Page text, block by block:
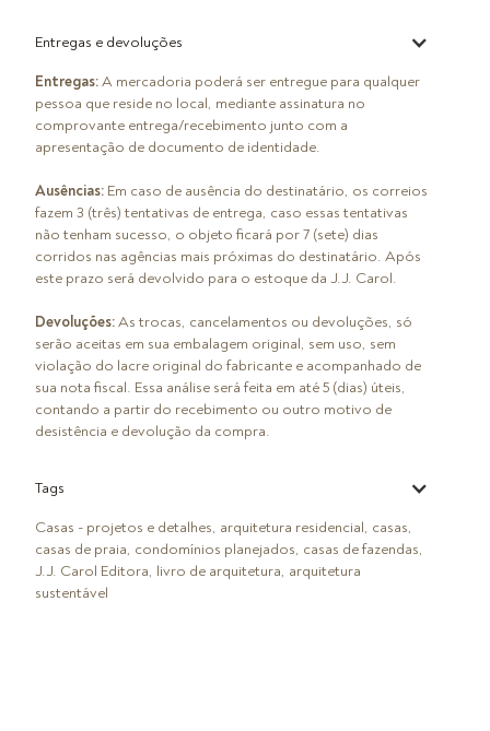
Entregas e devoluções
Entregas:A mercadoria poderá ser entregue para qualquer
pessoa que reside no local, mediante assinatura no
comprovante entrega/recebimento junto com a
apresentação de documento de identidade.
Ausências: Em caso de ausência do destinatário, os correios
fazem 3 (três) tentativas de entrega, caso essas tentativas
não tenham sucesso, o objeto ficará por 7 (sete) dias
corridos nas agências mais próximas do destinatário. Após
este prazo será devolvido para o estoque da J.J. Carol.
Devoluções:As trocas, cancelamentos ou devoluções, só
serão aceitas em sua embalagem original, sem uso, sem
violação do lacre original do fabricante e acompanhado de
sua nota fiscal. Essa análise será feita em até 5 (dias) úteis,
contando a partir do recebimento ou outro motivo de
desistência e devolução da compra.
Tags
Casas - projetos e detalhes, arquitetura residencial, casas,
casas de praia, condomínios planejados, casas de fazendas,
J.J. Carol Editora, livro de arquitetura, arquitetura
sustentável